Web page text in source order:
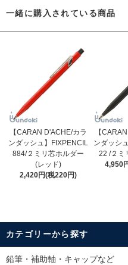
一緒に購入されている商品
【CARAN D'ACHE/カラ
ンダッシュ】FIXPENCIL
884/２ミリ芯ホルダー
(レッド)
2,420円(税220円)
【
ンダッシ
22 /２ミ
4,950
カテゴリーから探す
鉛筆・補助軸・キャップなど